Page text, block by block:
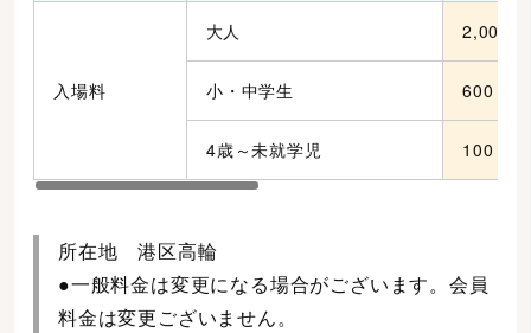
入場料
大人 2,000
小・中学生 600
4歳～未就学児 100
所在地 港区高輪
●一般料金は変更になる場合がございます。会員
料金は変更ございません。